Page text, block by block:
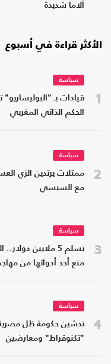
آلاما شديدة
الأكثر قراءة في أسبوع
1
سياسة
قيادات بـ
الحكم الذاتي المغربي
2
سياسة
ممثلات يرتدين الزي
مع السيسي
3
سياسة
تسلم 5 ملايين
منع أحد أدواتها من
4
سياسة
تدشين حكومة ظل
"تكنوقراط" ومعارضين